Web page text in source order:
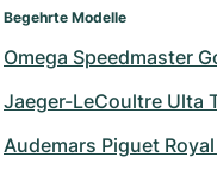
Begehrte Modelle
Omega Speedmaster
Jaeger-LeCoultre Ulta
Audemars Piguet